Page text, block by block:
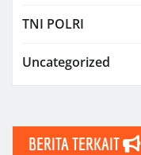
TNI POLRI
Uncategorized
BERITA TERKAIT